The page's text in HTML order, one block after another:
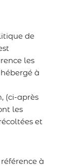
de
les
à
(ci-après
les
et
à